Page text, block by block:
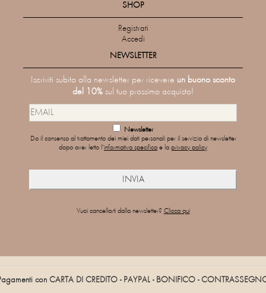
SHOP
Registrati
Accedi
NEWSLETTER
Iscriviti subito alla newsletter per ricevere un buono sconto
del 10% sul tuo prossimo acquisto!
Newsletter
Do il consenso al trattamento dei miei dati personali per il servizio di newsletter
dopo aver letto l'informativa specifica e la privacy policy
Vuoi cancellarti dalla newsletter? Clicca qui
con CARTA DI CREDITO - PAYPAL - BONIFICO -